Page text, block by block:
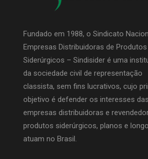
Fundado em 1988, o Sindicato
Empresas Distribuidoras de Produtos
Siderúrgicos – Sindisider é uma
da sociedade civil de representação
classista, sem fins lucrativos, cujo
objetivo é defender os interesses das
empresas distribuidoras e
produtos siderúrgicos, planos e
atuam no Brasil.